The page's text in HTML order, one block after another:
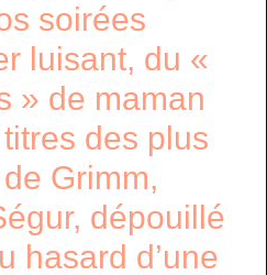
soirées
luisant, du «
» de maman
des plus
Grimm,
dépouillé
hasard d’une